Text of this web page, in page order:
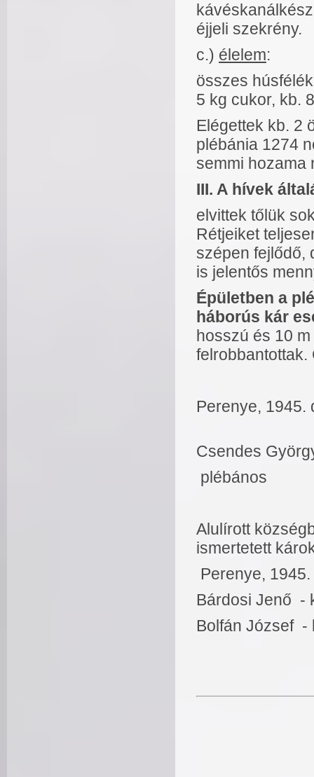
éjjeli szekrény.
c.) élelem:
összes
5 kg cukor, kb.
Elégettek kb. 2
plébánia 1274
semmi hozama
III. A hívek
elvittek tőlük
Rétjeiket
szépen fejlődő,
is jelentős
Épületben a
háborús kár
hosszú és 10
felrobbantottak.
Csendes
plébános
Alulírott
ismertetett
Perenye,
Bárdosi
Bolfán